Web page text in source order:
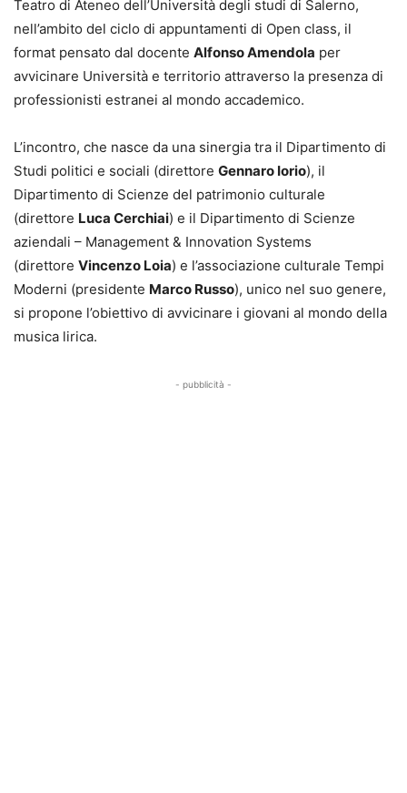
Teatro di Ateneo dell’Università degli studi di Salerno,
nell’ambito del ciclo di appuntamenti di Open class, il
format pensato dal docente Alfonso Amendola per
avvicinare Università e territorio attraverso la presenza di
professionisti estranei al mondo accademico.
L’incontro, che nasce da una sinergia tra il Dipartimento di
Studi politici e sociali (direttore Gennaro Iorio), il
Dipartimento di Scienze del patrimonio culturale
(direttore Luca Cerchiai) e il Dipartimento di Scienze
aziendali – Management & Innovation Systems
(direttore Vincenzo Loia) e l’associazione culturale Tempi
Moderni (presidente Marco Russo), unico nel suo genere,
si propone l’obiettivo di avvicinare i giovani al mondo della
musica lirica.
- pubblicità -